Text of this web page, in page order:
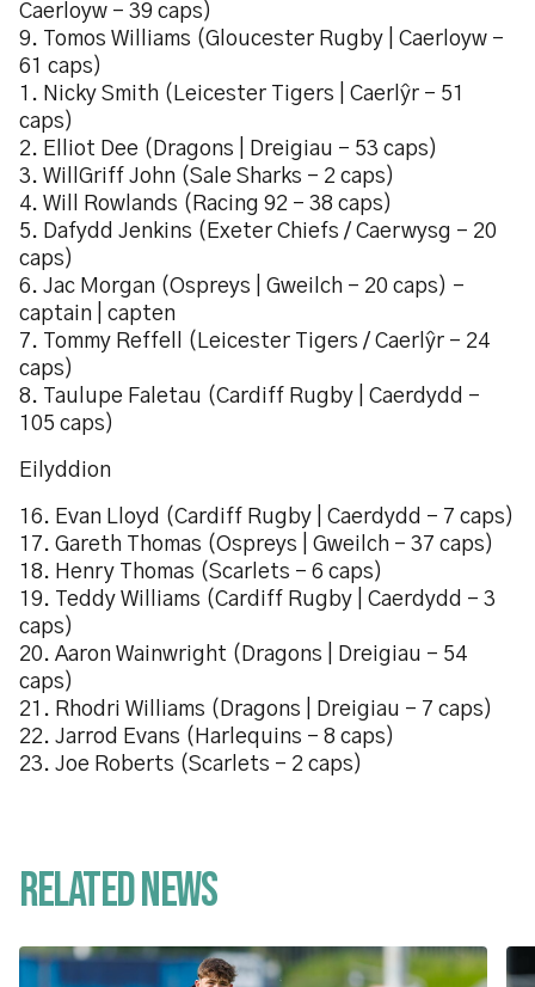
Caerloyw – 39 caps)
9. Tomos Williams (Gloucester Rugby | Caerloyw –
61 caps)
1. Nicky Smith (Leicester Tigers | Caerlŷr – 51
caps)
2. Elliot Dee (Dragons | Dreigiau – 53 caps)
3. WillGriff John (Sale Sharks – 2 caps)
4. Will Rowlands (Racing 92 – 38 caps)
5. Dafydd Jenkins (Exeter Chiefs / Caerwysg – 20
caps)
6. Jac Morgan (Ospreys | Gweilch – 20 caps) –
captain | capten
7. Tommy Reffell (Leicester Tigers / Caerlŷr – 24
caps)
8. Taulupe Faletau (Cardiff Rugby | Caerdydd –
105 caps)
Eilyddion
16. Evan Lloyd (Cardiff Rugby | Caerdydd – 7 caps)
17. Gareth Thomas (Ospreys | Gweilch – 37 caps)
18. Henry Thomas (Scarlets – 6 caps)
19. Teddy Williams (Cardiff Rugby | Caerdydd – 3
caps)
20. Aaron Wainwright (Dragons | Dreigiau – 54
caps)
21. Rhodri Williams (Dragons | Dreigiau – 7 caps)
22. Jarrod Evans (Harlequins – 8 caps)
23. Joe Roberts (Scarlets – 2 caps)
Related News